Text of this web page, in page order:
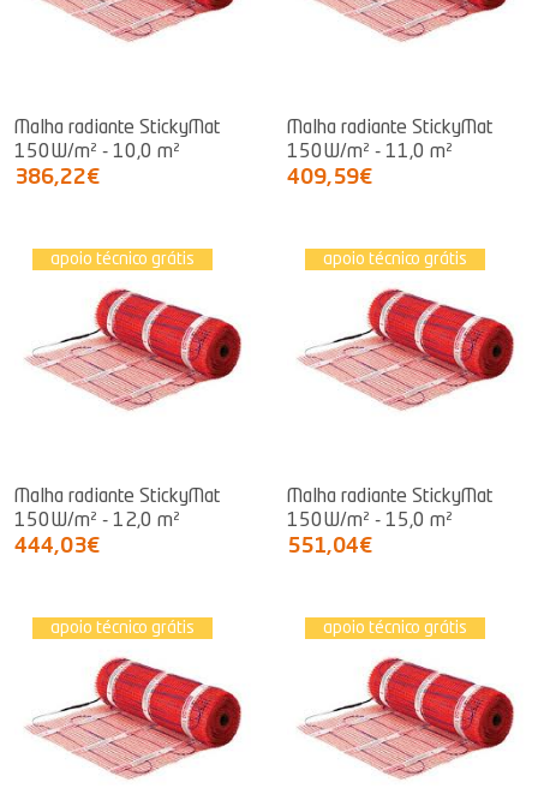
Malha radiante StickyMat
150W/m² - 10,0 m²
386,22€
Malha radiante StickyMat
150W/m² - 11,0 m²
409,59€
apoio técnico grátis
Malha radiante StickyMat
150W/m² - 12,0 m²
444,03€
apoio técnico grátis
Malha radiante StickyMat
150W/m² - 15,0 m²
551,04€
apoio técnico grátis apoio técnico grátis